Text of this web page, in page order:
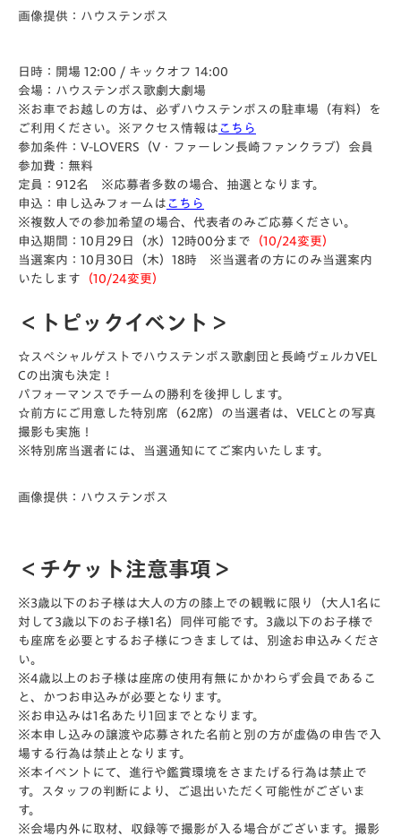
画像提供：ハウステンボス
日時：開場 12:00 / キックオフ 14:00
会場：ハウステンボス歌劇大劇場
※お車でお越しの方は、必ずハウステンボスの駐車場（有料）を
ご利用ください。※アクセス情報は こちら
参加条件：V-LOVERS（V・ファーレン長崎ファンクラブ）会員
参加費：無料
定員：912名 ※応募者多数の場合、抽選となります。
申込：申し込みフォームは こちら
※複数人での参加希望の場合、代表者のみご応募ください。
申込期間：10月29日（水）12時00分まで （10/24変更）
当選案内：10月30日（木）18時 ※当選者の方にのみ当選案内
いたします （10/24変更）
＜トピックイベント＞
☆スペシャルゲストでハウステンボス歌劇団と長崎ヴェルカVEL
Cの出演も決定！
パフォーマンスでチームの勝利を後押しします。
☆前方にご用意した特別席（62席）の当選者は、VELCとの写真
撮影も実施！
※特別席当選者には、当選通知にてご案内いたします。
画像提供：ハウステンボス
＜チケット注意事項＞
※3歳以下のお子様は大人の方の膝上での観戦に限り（大人1名に
対して3歳以下のお子様1名）同伴可能です。3歳以下のお子様で
も座席を必要とするお子様につきましては、別途お申込みくださ
い。
※4歳以上のお子様は座席の使用有無にかかわらず会員であるこ
と、かつお申込みが必要となります。
※お申込みは1名あたり1回までとなります。
※本申し込みの譲渡や応募された名前と別の方が虚偽の申告で入
場する行為は禁止となります。
※本イベントにて、進行や鑑賞環境をさまたげる行為は禁止で
す。スタッフの判断により、ご退出いただく可能性がございま
す。
※会場内外に取材、収録等で撮影が入る場合がございます。撮影